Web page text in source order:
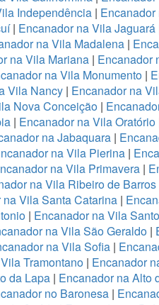
Independência|
| Encanador na Vila Jaguará
na Vila Madalena|
na Vila Mariana| Encanador
na Vila Monumento |
Vila Nancy| Encanador na
Nova Conceição |
| Encanador na Vila Oratório
na Jabaquara |
na Vila Pierina|
na Vila Primavera|
na Vila Ribeiro de Barros
na Vila Santa Catarina |
| Encanador na Vila
na Vila São Geraldo|
na Vila Sofia|
Tramontano| Encanador
da Lapa | Encanador na Alto
no Baronesa |